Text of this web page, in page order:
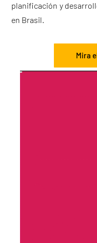
planificación y
en Brasil.
Mira